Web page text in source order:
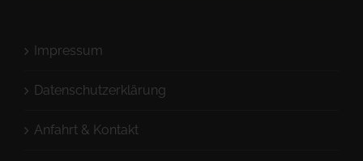
Impressum
Datenschutzerklärung
Anfahrt & Kontakt